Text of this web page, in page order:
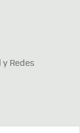
Redes